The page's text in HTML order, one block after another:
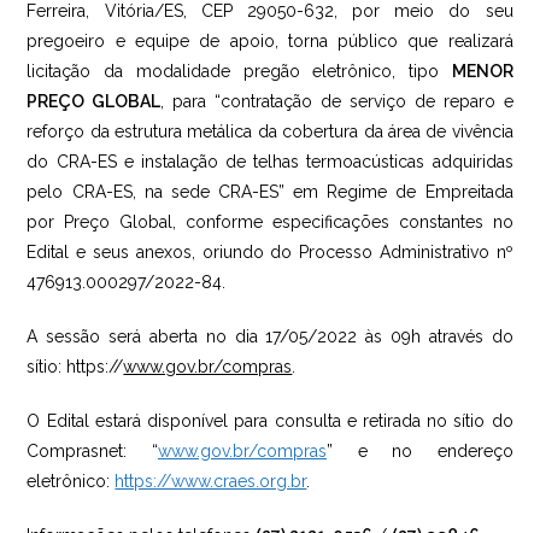
Ferreira, Vitória/ES, CEP 29050-632, por meio do seu
pregoeiro e equipe de apoio, torna público que realizará
licitação da modalidade pregão eletrônico, tipo
MENOR
PREÇO GLOBAL , para “contratação de serviço de reparo e
reforço da estrutura metálica da cobertura da área de vivência
do CRA-ES e instalação de telhas termoacústicas adquiridas
pelo CRA-ES, na sede CRA-ES” em Regime de Empreitada
por Preço Global, conforme especificações constantes no
Edital e seus anexos, oriundo do Processo Administrativo nº
476913.000297/2022-84.
A sessão será aberta no dia 17/05/2022 às 09h através do
sítio: https://www.gov.br/compras
O Edital estará disponível para consulta e retirada no sítio do
Comprasnet: “www.gov.br/compras” e no endereço
eletrônico: https://www.craes.org.br.